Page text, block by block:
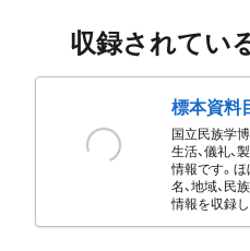
収録されてい
標本資料
国立民族学
生活、儀礼、
情報です。
名、地域、民
情報を収録し